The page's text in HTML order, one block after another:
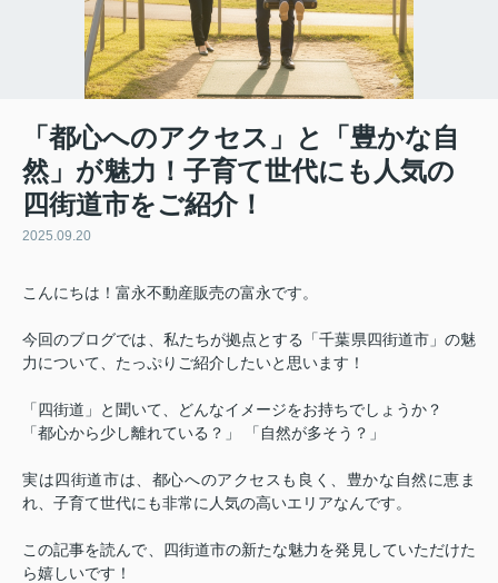
「都心へのアクセス」と「豊かな自
然」が魅力！子育て世代にも人気の
四街道市をご紹介！
2025.09.20
こんにちは！富永不動産販売の富永です。
今回のブログでは、私たちが拠点とする「千葉県四街道市」の魅
力について、たっぷりご紹介したいと思います！
「四街道」と聞いて、どんなイメージをお持ちでしょうか？
「都心から少し離れている？」 「自然が多そう？」
実は四街道市は、都心へのアクセスも良く、豊かな自然に恵ま
れ、子育て世代にも非常に人気の高いエリアなんです。
この記事を読んで、四街道市の新たな魅力を発見していただけた
ら嬉しいです！